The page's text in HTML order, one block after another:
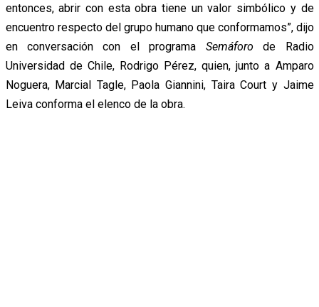
entonces, abrir con esta obra tiene un valor simbólico y de
encuentro respecto del grupo humano que conformamos”, dijo
en conversación con el programa Semáforode Radio
Universidad de Chile, Rodrigo Pérez, quien, junto a Amparo
Noguera, Marcial Tagle, Paola Giannini, Taira Court y Jaime
Leiva conforma el elenco de la obra.